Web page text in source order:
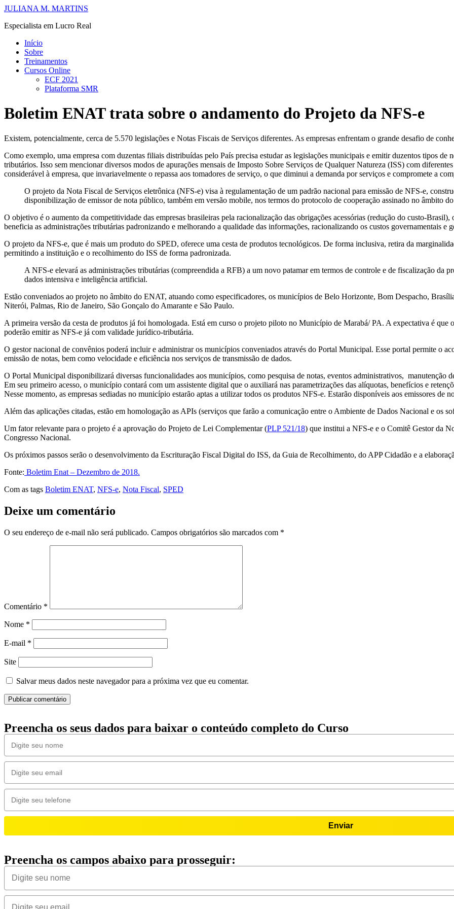
JULIANA M. MARTINS
Especialista em Lucro Real
Início
Sobre
Treinamentos
Cursos Online
ECF 2021
Plataforma SMR
Boletim ENAT trata sobre o andamento do Projeto da NFS-e
Existem, potencialmente, cerca de 5.570 legislações e Notas Fiscais de Serviços diferentes. As empresas enfrentam o grande desafio de
Como exemplo, uma empresa com duzentas filiais distribuídas pelo País precisa estudar as legislações municipais e emitir duzentos tipos
tributários. Isso sem mencionar diversos modos de apurações mensais de Imposto Sobre Serviços de Qualquer Natureza (ISS) com
considerável à empresa, que invariavelmente o repassa aos tomadores de serviço, o que diminui a demanda por serviços e compromete a
O projeto da Nota Fiscal de Serviços eletrônica (NFS-e) visa à regulamentação de um padrão nacional para emissão de NFS-e,
disponibilização de emissor de nota público, também em versão mobile, nos termos do protocolo de cooperação assinado no âmbito
O objetivo é o aumento da competitividade das empresas brasileiras pela racionalização das obrigações acessórias (redução do custo-
beneficia as administrações tributárias padronizando e melhorando a qualidade das informações, racionalizando os custos governamentais e
O projeto da NFS-e, que é mais um produto do SPED, oferece uma cesta de produtos tecnológicos. De forma inclusiva, retira da
permitindo a instituição e o recolhimento do ISS de forma padronizada.
A NFS-e elevará as administrações tributárias (compreendida a RFB) a um novo patamar em termos de controle e de fiscalização da
dados intensiva e inteligência artificial.
Estão conveniados ao projeto no âmbito do ENAT, atuando como especificadores, os municípios de Belo Horizonte, Bom Despacho,
Niterói, Palmas, Rio de Janeiro, São Gonçalo do Amarante e São Paulo.
A primeira versão da cesta de produtos já foi homologada. Está em curso o projeto piloto no Município de Marabá/ PA. A expectativa é
poderão emitir as NFS-e já com validade jurídico-tributária.
O gestor nacional de convênios poderá incluir e administrar os municípios conveniados através do Portal Municipal. Esse portal permite o
emissão de notas, bem como velocidade e eficiência nos serviços de transmissão de dados.
O Portal Municipal disponibilizará diversas funcionalidades aos municípios, como pesquisa de notas, eventos administrativos, manutenção
Em seu primeiro acesso, o município contará com um assistente digital que o auxiliará nas parametrizações das alíquotas, benefícios e
Nesse momento, as empresas sediadas no município estarão aptas a utilizar todos os produtos NFS-e. Estarão disponíveis aos emissores de
Além das aplicações citadas, estão em homologação as APIs (serviços que farão a comunicação entre o Ambiente de Dados Nacional e os
Um fator relevante para o projeto é a aprovação do Projeto de Lei Complementar (PLP 521/18) que institui a NFS-e e o Comitê Gestor da
Congresso Nacional.
Os próximos passos serão o desenvolvimento da Escrituração Fiscal Digital do ISS, da Guia de Recolhimento, do APP Cidadão e a
Fonte: Boletim Enat – Dezembro de 2018.
Com as tags Boletim ENAT, NFS-e, Nota Fiscal, SPED
Deixe um comentário
O seu endereço de e-mail não será publicado. Campos obrigatórios são marcados com *
Comentário *
Nome *
E-mail *
Site
Salvar meus dados neste navegador para a próxima vez que eu comentar.
Preencha os seus dados para baixar o conteúdo completo do Curso
Enviar
Preencha os campos abaixo para prosseguir: